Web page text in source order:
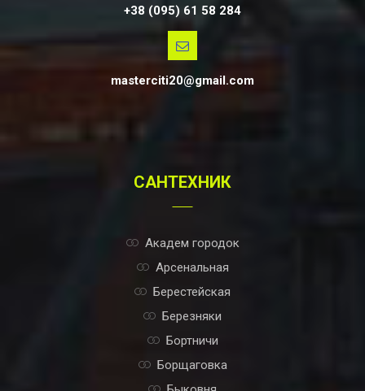
+38 (095) 61 58 284
masterciti20@gmail.com
САНТЕХНИК
Академ городок
Арсенальная
Берестейская
Березняки
Бортничи
Борщаговка